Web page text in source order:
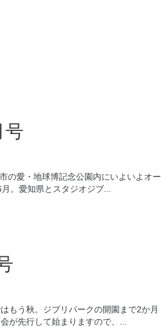
号
の愛・地球博記念公園内にいよいよオー
。愛知県とスタジオジブ...
もう秋。ジブリパークの開園まで2か月
が先行して始まりますので、...